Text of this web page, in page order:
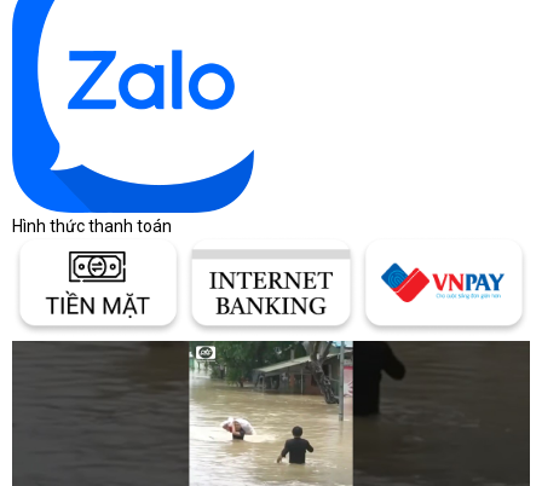
thanh phát ra có độ đầy đặn, vang và tròn trịa. Điều này mang lại trải
nghiệm âm thanh tuyệt vời khi chơi game, xem phim hoặc nghe nhạc
của người dùng.
3. NHƯỢC ĐIỂM CỦA LAPTOP HP Omen
Thời lượng pin hạn chế
Điểm yếu phổ biến của các laptop gaming là thời lượng pin hạn chế,
kiện hiệu năng cao khiến pin của máy có tuổi thọ kém và thường cần
được sạc pin thường xuyên khi sử dụng ở chế độ tối ưu.
Hệ thống làm mát ồn ào
Do thiết kế mỏng và hiệu năng cao, quạt tản nhiệt của HP Omen có
thể gây ra tiếng ồn hoạt động ở mức tối đa. Điều này có thể gây khó
chịu cho người dùng trong quá trình sử dụng.
Hình thức thanh toán